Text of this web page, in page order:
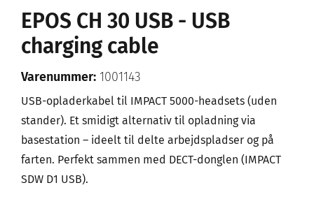
EPOS CH 30 USB - USB
charging cable
Varenummer: 1001143
USB-opladerkabel til IMPACT 5000-headsets (uden
stander). Et smidigt alternativ til opladning via
basestation – ideelt til delte arbejdspladser og på
farten. Perfekt sammen med DECT-donglen (IMPACT
SDW D1 USB).